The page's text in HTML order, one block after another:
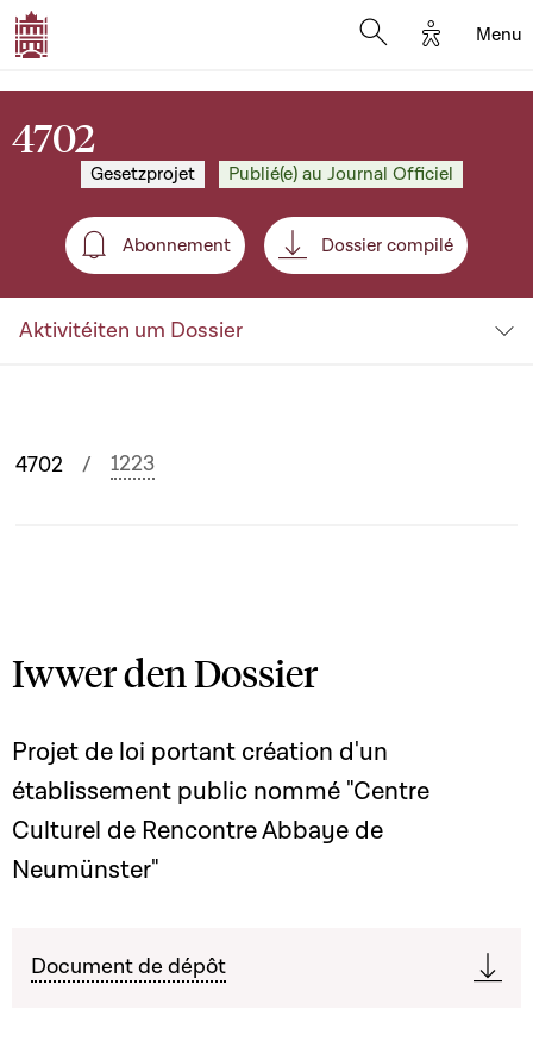
Options
Menu
4702
Gesetzprojet Publié(e) au Journal Officiel
Abonnement
Abonnement Dossier compilé
Aktivitéiten um Dossier
4702 1223
Iwwer den Dossier
Projet de loi portant création d'un
établissement public nommé "Centre
Culturel de Rencontre Abbaye de
Neumünster"
Document de dépôt